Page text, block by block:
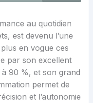
au quotidien
est devenu l’une
en vogue ces
par son excellent
90 %, et son grand
permet de
et l’autonomie